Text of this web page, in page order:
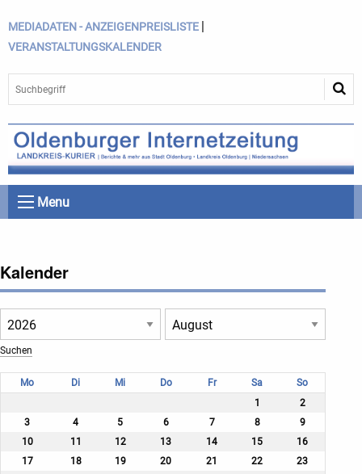
MEDIADATEN - ANZEIGENPREISLISTE |
VERANSTALTUNGSKALENDER
Menu
Kalender
Mo Di Mi Do Fr Sa
So
1
2
3
4 5 6 7 8
9
10
11 12 13 14 15
16
17
18 19 20 21 22
23